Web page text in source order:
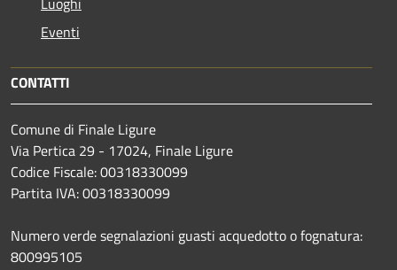
Eventi
CONTATTI
Comune di Finale Ligure
Via Pertica 29 - 17024, Finale Ligure
Codice Fiscale: 00318330099
Partita IVA: 00318330099
Numero verde segnalazioni guasti acquedotto o fognatura:
800995105